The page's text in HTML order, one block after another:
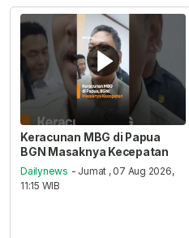
Keracunan MBG di Papua
BGN Masaknya Kecepatan
Dailynews - Jumat , 07 Aug 2026,
11:15 WIB